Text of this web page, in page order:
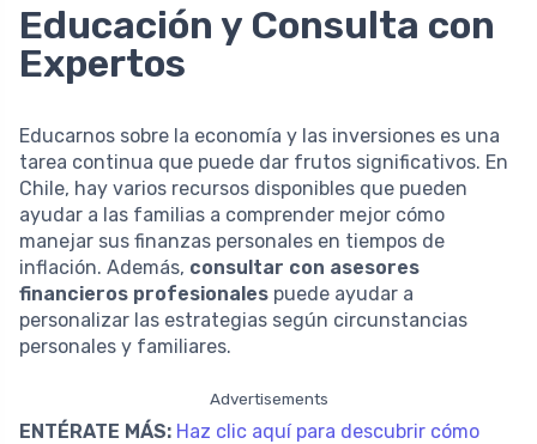
Educación y Consulta con
Expertos
Educarnos sobre la economía y las inversiones es una
tarea continua que puede dar frutos significativos. En
Chile, hay varios recursos disponibles que pueden
ayudar a las familias a comprender mejor cómo
manejar sus finanzas personales en tiempos de
inflación. Además, consultar con asesores
financieros profesionales puede ayudar a
personalizar las estrategias según circunstancias
personales y familiares.
Advertisements
ENTÉRATE MÁS: Haz clic aquí para descubrir cómo